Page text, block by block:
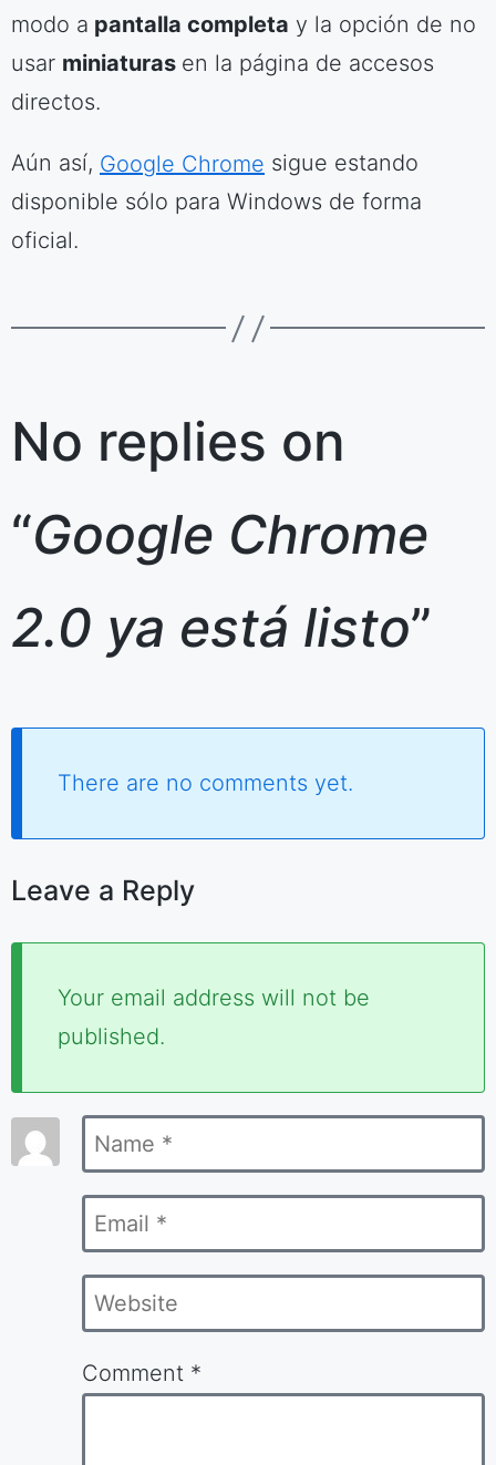
modo a pantalla completa y la opción de no
usar miniaturas en la página de accesos
directos.
Aún así, Google Chrome sigue estando
disponible sólo para Windows de forma
oficial.
No replies on
“Google Chrome
2.0 ya está listo”
There are no comments yet.
Leave a Reply
Your email address will not be
published.
Required
marked
Name
*
Email
*
Website
Comment *